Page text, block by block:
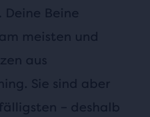
Beine
meisten und
aus
Sie sind aber
– deshalb